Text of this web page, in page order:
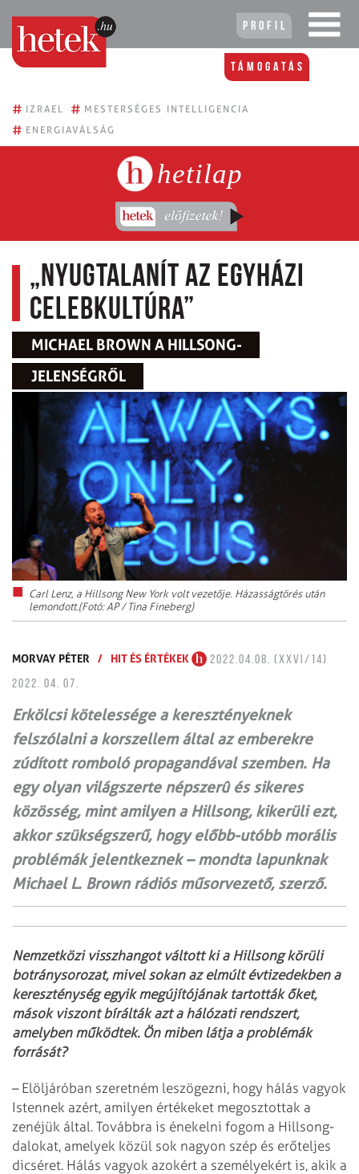
Profil
Támogatás
# IZRAEL # MESTERSÉGES INTELLIGENCIA
# ENERGIAVÁLSÁG
hetilap
„Nyugtalanít az egyházi
celebkultúra”
MICHAEL BROWN A HILLSONG-
JELENSÉGRŐL
Carl Lenz, a Hillsong New York volt vezetője. Házasságtörés után
lemondott.(Fotó: AP / Tina Fineberg)
MORVAY PÉTER / HIT ÉS ÉRTÉKEK
2022.04.08. (XXVI/14)
2022. 04. 07.
Erkölcsi kötelessége a keresztényeknek
felszólalni a korszellem által az emberekre
zúdított romboló propagandával szemben. Ha
egy olyan világszerte népszerû és sikeres
közösség, mint amilyen a Hillsong, kikerüli ezt,
akkor szükségszerű, hogy előbb-utóbb morális
problémák jelentkeznek – mondta lapunknak
Michael L. Brown rádiós műsorvezető, szerző.
Nemzetközi visszhangot váltott ki a Hillsong körüli
botránysorozat, mivel sokan az elmúlt évtizedekben a
kereszténység egyik megújítójának tartották őket,
mások viszont bírálták azt a hálózati rendszert,
amelyben működtek. Ön miben látja a problémák
forrását?
– Elöljáróban szeretném leszögezni, hogy hálás vagyok
Istennek azért, amilyen értékeket megosztottak a
zenéjük által. Továbbra is énekelni fogom a Hillsong-
dalokat, amelyek közül sok nagyon szép és erőteljes
dicséret. Hálás vagyok azokért a személyekért is, akik a